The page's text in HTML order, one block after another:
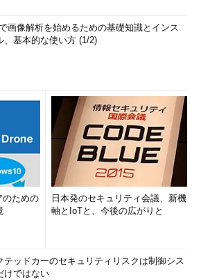
画像解析を始めるための基礎知識とインス
、基本的な使い方 (1/2)
のための
日本発のセキュリティ会議、新機
軸とIoTと、今後の広がりと
テッドカーのセキュリティリスクは制御シス
けではない